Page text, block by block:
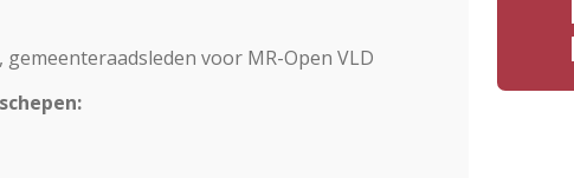
voor MR-Open VLD